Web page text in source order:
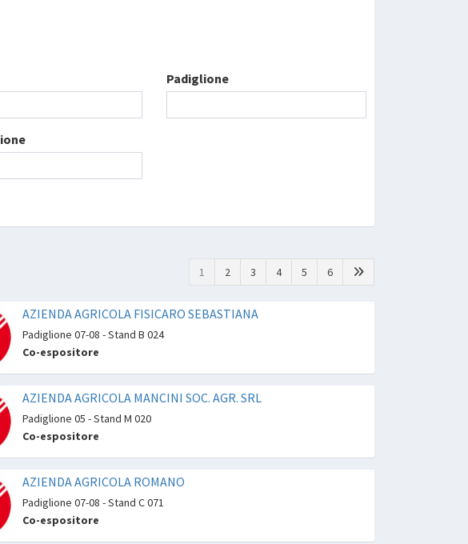
Padiglione
1 2 3 4 5 6
AZIENDA AGRICOLA FISICARO SEBASTIANA
Padiglione 07-08 - Stand B 024
Co-espositore
AZIENDA AGRICOLA MANCINI SOC. AGR. SRL
Padiglione 05 - Stand M 020
Co-espositore
AZIENDA AGRICOLA ROMANO
Padiglione 07-08 - Stand C 071
Co-espositore